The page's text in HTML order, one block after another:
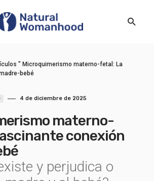
" Microquimerismo materno-fetal: La
bebé
4 de diciembre de 2025
materno-
conexión
y perjudica o